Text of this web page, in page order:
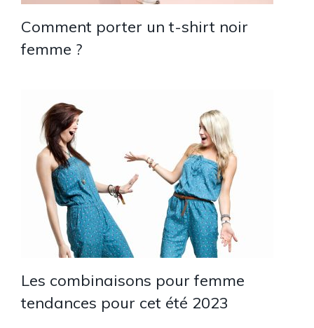
Comment porter un t-shirt noir
femme ?
Les combinaisons pour femme
tendances pour cet été 2023